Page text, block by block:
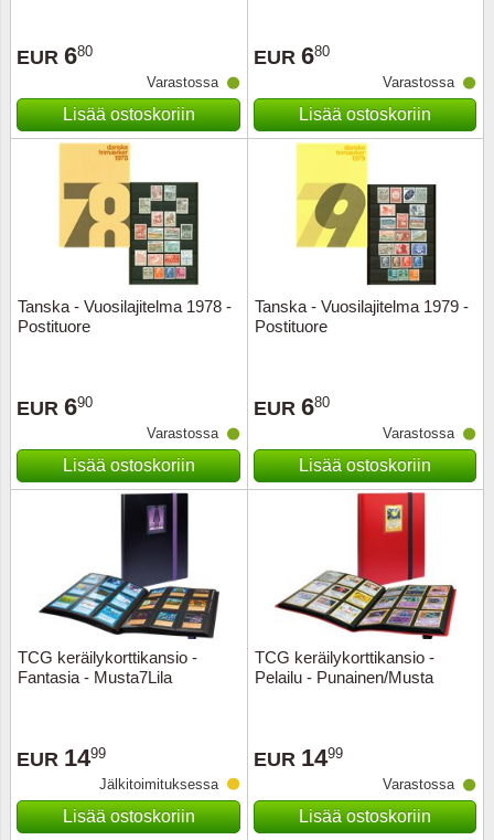
EUR 680
Varastossa
Lisää ostoskoriin
EUR 680
Varastossa
Lisää ostoskoriin
Tanska - Vuosilajitelma 1978 -
Postituore
EUR 690
Varastossa
Lisää ostoskoriin
Tanska - Vuosilajitelma 1979 -
Postituore
EUR 680
Varastossa
Lisää ostoskoriin
TCG keräilykorttikansio -
Fantasia - Musta7Lila
EUR 1499
Jälkitoimituksessa
Lisää ostoskoriin
TCG keräilykorttikansio -
Pelailu - Punainen/Musta
EUR 1499
Varastossa
Lisää ostoskoriin
Länsi-
Malta
San
Sveitsi
Unkari